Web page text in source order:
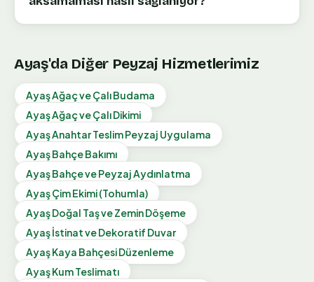
Ayaş'da Diğer Peyzaj Hizmetlerimiz
AyaşAğaç ve Çalı Budama
AyaşAğaç ve Çalı Dikimi
AyaşAnahtar Teslim Peyzaj Uygulama
AyaşBahçe Bakımı
AyaşBahçe ve Peyzaj Aydınlatma
AyaşÇim Ekimi (Tohumla)
AyaşDoğal Taş ve Zemin Döşeme
Ayaşİstinat ve Dekoratif Duvar
AyaşKaya Bahçesi Düzenleme
AyaşKum Teslimatı